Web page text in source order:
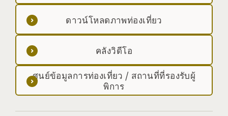
ดาวน์โหลดภาพท่องเที่ยว
คลังวิดีโอ
ศูนย์ข้อมูลการท่องเที่ยว / สถานที่ที่รองรับผู้
พิการ